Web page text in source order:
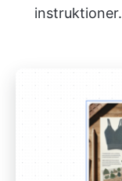
instruktioner.